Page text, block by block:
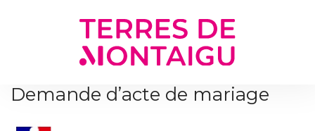
Demande d’acte de mariage